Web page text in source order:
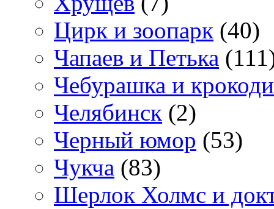
Цирк и зоопарк (40)
Чапаев и Петька
Чебурашка и
Челябинск (2)
Черный юмор (53)
Чукча (83)
Шерлок Холмс и